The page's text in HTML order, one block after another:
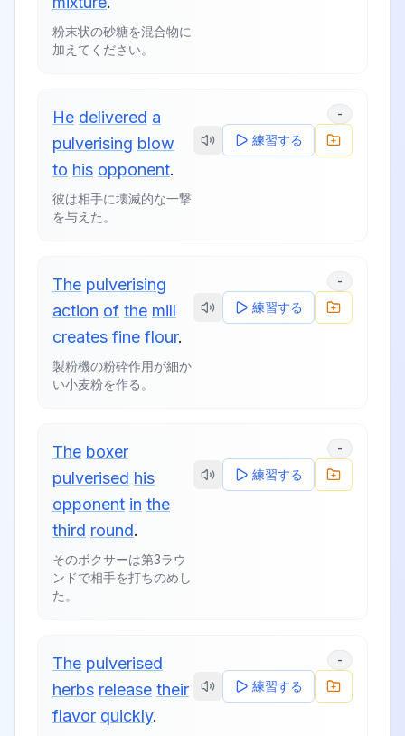
粉末状の砂糖を混合物に
加えてください。
He delivered a
pulverising blow
to his opponent.
彼は相手に壊滅的な一撃
を与えた。
-
練習する
The pulverising
action of the mill
creates fine flour.
製粉機の粉砕作用が細か
い小麦粉を作る。
-
練習する
The boxer
pulverised his
opponent in the
third round.
そのボクサーは第3ラウ
ンドで相手を打ちのめし
た。
-
練習する
The pulverised
herbs release their
flavor quickly.
-
練習する